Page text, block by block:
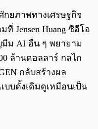
กยภาพทางเศรษฐกิจ
ที่ Jensen Huang ซีอีโอ
ม AI อื่น ๆ พยายาม
ล้านดอลลาร์ กลไก
กลับสร้างผล
บดั้งเดิมดูเหมือนเป็น